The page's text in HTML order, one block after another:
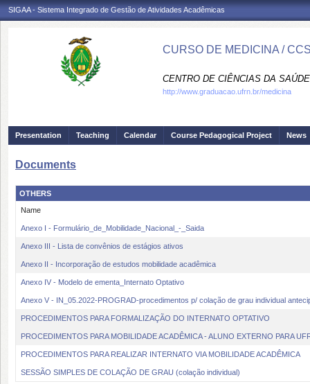
SIGAA - Sistema Integrado de Gestão de Atividades Acadêmicas
CURSO DE MEDICINA /
CENTRO DE CIÊNCIAS DA
http://www.graduacao.ufrn.br/medicina
Presentation Teaching Calendar Course Pedagogical Project News
Documents
OTHERS
Name
Anexo I - Formulário_de_Mobilidade_Nacional_-_Saida
Anexo III - Lista de convênios de estágios ativos
Anexo II - Incorporação de estudos mobilidade acadêmica
Anexo IV - Modelo de ementa_Internato Optativo
Anexo V - IN_05.2022-PROGRAD-procedimentos p/ colação de grau individual
PROCEDIMENTOS PARA FORMALIZAÇÃO DO INTERNATO OPTATIVO
PROCEDIMENTOS PARA MOBILIDADE ACADÊMICA - ALUNO EXTERNO PARA
PROCEDIMENTOS PARA REALIZAR INTERNATO VIA MOBILIDADE ACADÊMICA
SESSÃO SIMPLES DE COLAÇÃO DE GRAU (colação individual)